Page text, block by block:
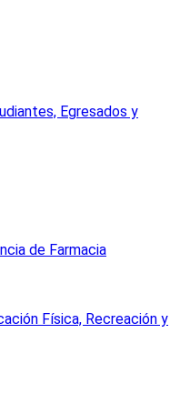
Egresados y
de Farmacia
Física, Recreación y